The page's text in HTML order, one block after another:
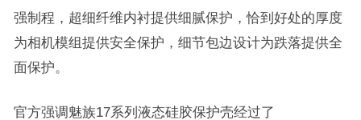
强制程，超细纤维内衬提供细腻保护，恰到好处的厚度
为相机模组提供安全保护，细节包边设计为跌落提供全
面保护。
官方强调魅族17系列液态硅胶保护壳经过了